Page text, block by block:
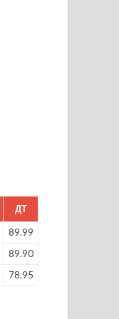
ДТ
89.99
89.90
78.95